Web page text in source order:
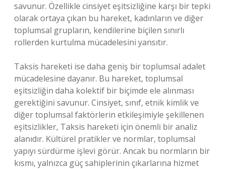
savunur. Özellikle cinsiyet eşitsizliğine karşı bir tepki
olarak ortaya çıkan bu hareket, kadınların ve diğer
toplumsal grupların, kendilerine biçilen sınırlı
rollerden kurtulma mücadelesini yansıtır.
Taksis hareketi ise daha geniş bir toplumsal adalet
mücadelesine dayanır. Bu hareket, toplumsal
eşitsizliğin daha kolektif bir biçimde ele alınması
gerektiğini savunur. Cinsiyet, sınıf, etnik kimlik ve
diğer toplumsal faktörlerin etkileşimiyle şekillenen
eşitsizlikler, Taksis hareketi için önemli bir analiz
alanıdır. Kültürel pratikler ve normlar, toplumsal
yapıyı sürdürme işlevi görür. Ancak bu normların bir
kısmı, yalnızca güç sahiplerinin çıkarlarına hizmet